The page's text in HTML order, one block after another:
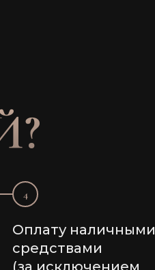
4
Оплату наличными
средствами
(за исключением